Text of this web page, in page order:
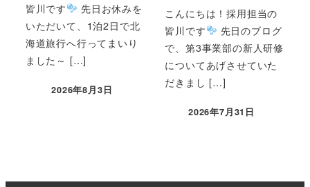
皆川です
先日お休みを
いただいて、1泊2日で北
海道旅行へ行ってまいり
ました～ […]
2026年8月3日
こんにちは！採用担当の
皆川です
先日のブログ
で、第3事業部の新人研修
についてあげさせていた
だきまし […]
2026年7月31日